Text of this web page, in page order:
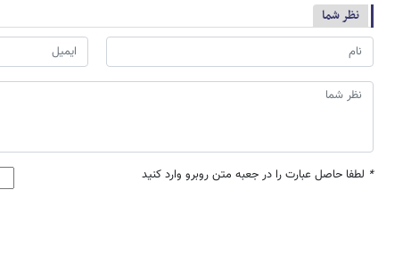
نظر شما
* لطفا حاصل عبارت را در جعبه متن روبرو وارد کنید